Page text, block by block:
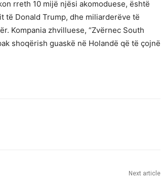
rreth 10 mijë njësi akomoduese, është
të Donald Trump, dhe miliarderëve të
Kompania zhvilluese, “Zvërnec South
shoqërish guaskë në Holandë që të çojnë
Next article